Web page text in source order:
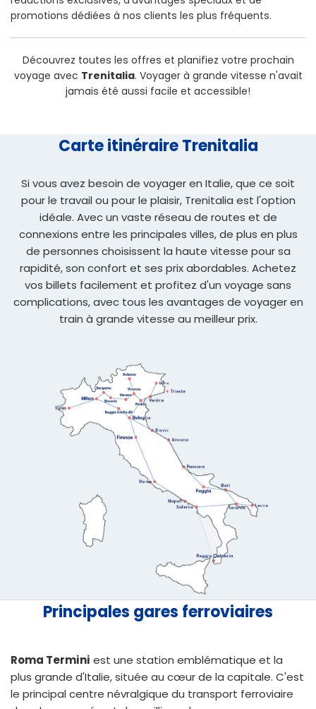
promotions dédiées à nos clients les plus fréquents.
Découvrez toutes les offres et planifiez votre prochain
voyage avec Trenitalia. Voyager à grande vitesse n'avait
jamais été aussi facile et accessible!
Carte itinéraire Trenitalia
Si vous avez besoin de voyager en Italie, que ce soit
pour le travail ou pour le plaisir, Trenitalia est l'option
idéale. Avec un vaste réseau de routes et de
connexions entre les principales villes, de plus en plus
de personnes choisissent la haute vitesse pour sa
rapidité, son confort et ses prix abordables. Achetez
vos billets facilement et profitez d'un voyage sans
complications, avec tous les avantages de voyager en
train à grande vitesse au meilleur prix.
Principales gares ferroviaires
Roma Termini est une station emblématique et la
plus grande d'Italie, située au cœur de la capitale. C'est
le principal centre névralgique du transport ferroviaire